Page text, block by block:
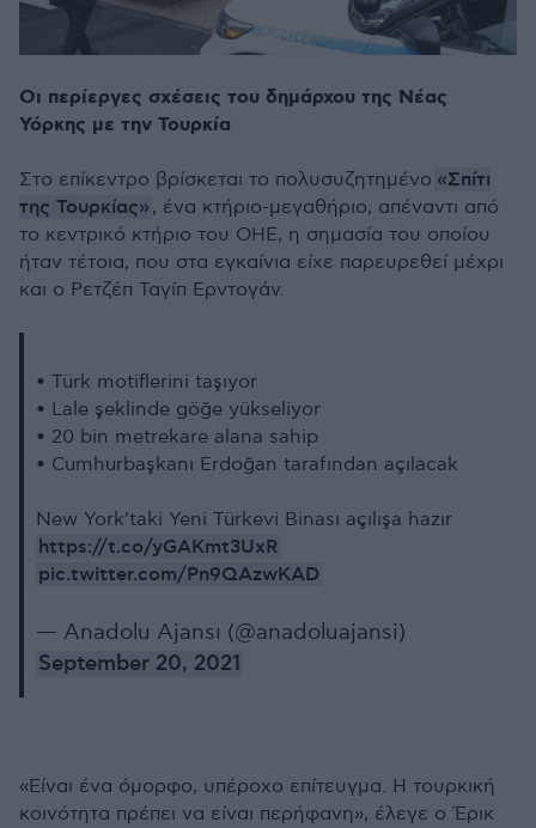
Οι περίεργες σχέσεις του δημάρχου της Νέας
Υόρκης με την Τουρκία
Στο επίκεντρο βρίσκεται το πολυσυζητημένο «Σπίτι
της Τουρκίας» , ένα κτήριο-μεγαθήριο, απέναντι από
το κεντρικό κτήριο του ΟΗΕ, η σημασία του οποίου
ήταν τέτοια, που στα εγκαίνια είχε παρευρεθεί μέχρι
και ο Ρετζέπ Ταγίπ Ερντογάν.
• Türk motiflerini taşıyor
• Lale şeklinde göğe yükseliyor
• 20 bin metrekare alana sahip
• Cumhurbaşkanı Erdoğan tarafından açılacak
New York'taki Yeni Türkevi Binası açılışa hazır
https://t.co/yGAKmt3UxR
pic.twitter.com/Pn9QAzwKAD
— Anadolu Ajansı (@anadoluajansi)
September 20, 2021
«Είναι ένα όμορφο, υπέροχο επίτευγμα. Η τουρκική
κοινότητα πρέπει να είναι περήφανη», έλεγε ο Έρικ